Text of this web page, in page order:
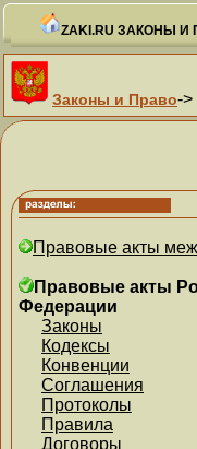
ZAKI.RU ЗАКОНЫ И
Законы и Право->
Правовые акты
Правовые акты
Федерации
Законы
Кодексы
Конвенции
Соглашения
Протоколы
Правила
Договоры